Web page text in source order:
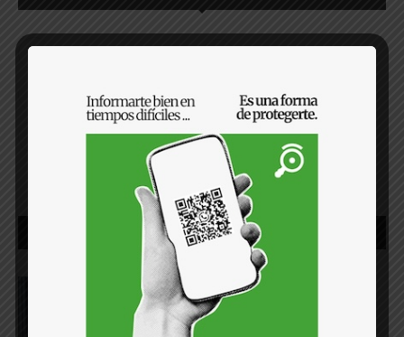
INSTAGRAM YOUTUBE
TIKTOK
OPINIÓN
¿Qué significa el triunfo de Trump
para El Salvador?
9 de noviembre de 2024